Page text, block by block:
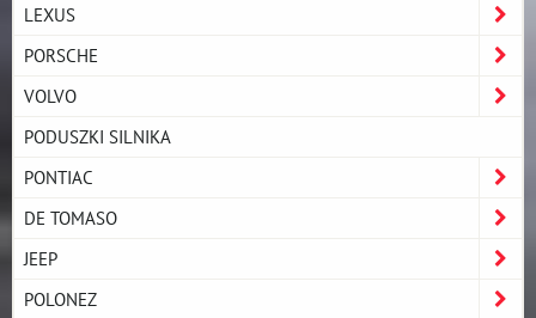
LEXUS
PORSCHE
VOLVO
PODUSZKI SILNIKA
PONTIAC
DE TOMASO
JEEP
POLONEZ